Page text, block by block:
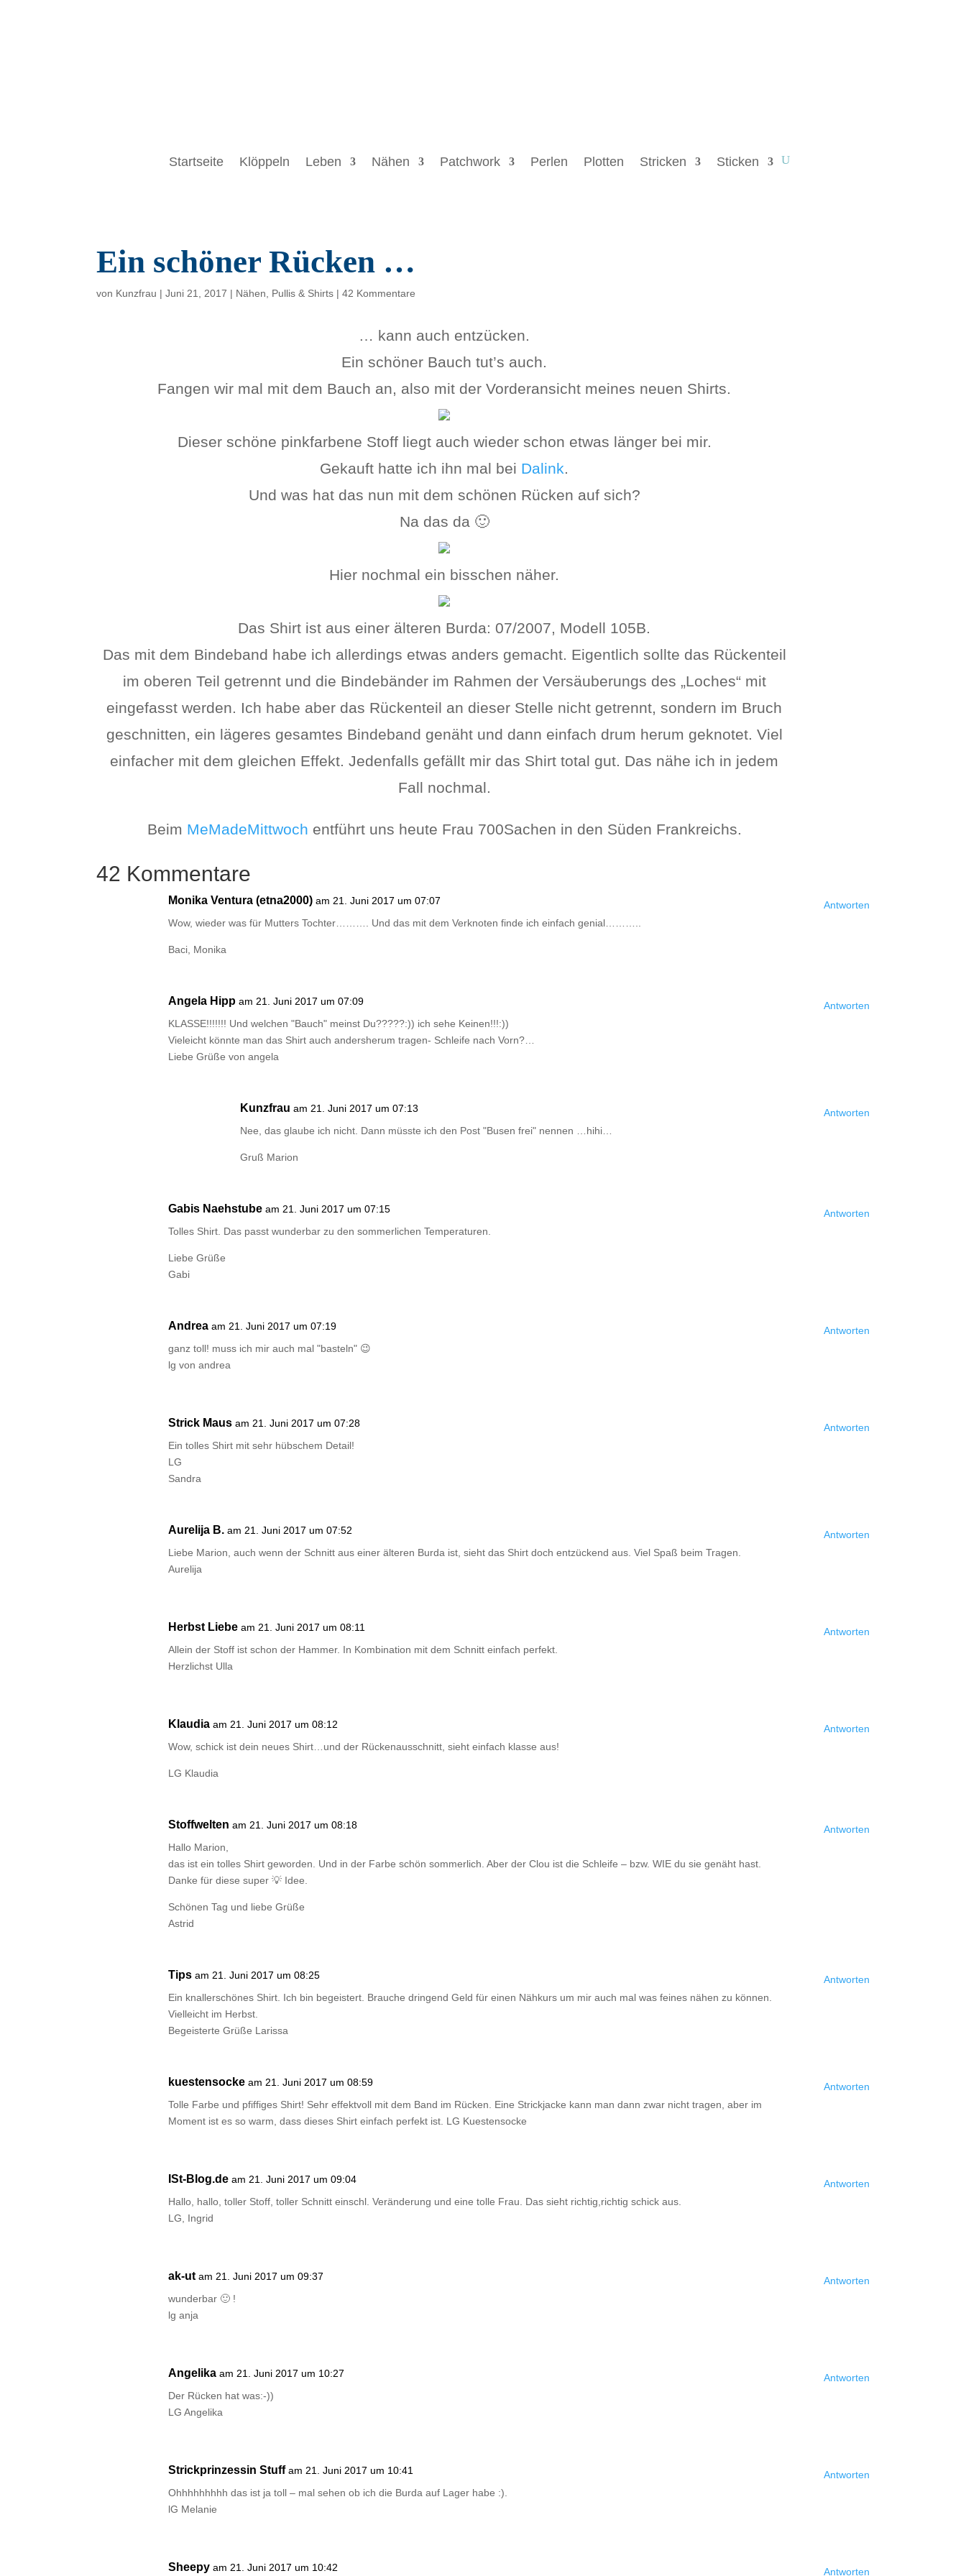
Startseite Klöppeln Leben Nähen Patchwork Perlen Plotten Stricken Sticken
Ein schöner Rücken …
von Kunzfrau |Juni 21, 2017 | Nähen Pullis & Shirts |42 Kommentare
… kann auch entzücken.
Ein schöner Bauch tut’s auch.
Fangen wir mal mit dem Bauch an, also mit der Vorderansicht meines neuen Shirts.
Dieser schöne pinkfarbene Stoff liegt auch wieder schon etwas länger bei mir.
Gekauft hatte ich ihn mal bei Dalink.
Und was hat das nun mit dem schönen Rücken auf sich?
Na das da 🙂
Hier nochmal ein bisschen näher.
Das Shirt ist aus einer älteren Burda: 07/2007, Modell 105B.
Das mit dem Bindeband habe ich allerdings etwas anders gemacht. Eigentlich sollte das Rückenteil
im oberen Teil getrennt und die Bindebänder im Rahmen der Versäuberungs des „Loches“ mit
eingefasst werden. Ich habe aber das Rückenteil an dieser Stelle nicht getrennt, sondern im Bruch
geschnitten, ein lägeres gesamtes Bindeband genäht und dann einfach drum herum geknotet. Viel
einfacher mit dem gleichen Effekt. Jedenfalls gefällt mir das Shirt total gut. Das nähe ich in jedem
Fall nochmal.
Beim MeMadeMittwoch entführt uns heute Frau 700Sachen in den Süden Frankreichs.
42 Kommentare
Monika Ventura (etna2000) am 21. Juni 2017 um 07:07
Wow, wieder was für Mutters Tochter………. Und das mit dem Verknoten finde ich einfach genial………..
Baci, Monika
Antworten
Angela Hipp am 21. Juni 2017 um 07:09
KLASSE!!!!!!! Und welchen "Bauch" meinst Du?????:)) ich sehe Keinen!!!:))
Vieleicht könnte man das Shirt auch andersherum tragen- Schleife nach Vorn?…
Liebe Grüße von angela
Antworten
Kunzfrau am 21. Juni 2017 um 07:13
Nee, das glaube ich nicht. Dann müsste ich den Post "Busen frei" nennen …hihi…
Gruß Marion
Antworten
Gabis Naehstube am 21. Juni 2017 um 07:15
Tolles Shirt. Das passt wunderbar zu den sommerlichen Temperaturen.
Liebe Grüße
Gabi
Antworten
Andrea am 21. Juni 2017 um 07:19
ganz toll! muss ich mir auch mal "basteln" 😉
lg von andrea
Antworten
Strick Maus am 21. Juni 2017 um 07:28
Ein tolles Shirt mit sehr hübschem Detail!
LG
Sandra
Antworten
Aurelija B. am 21. Juni 2017 um 07:52
Liebe Marion, auch wenn der Schnitt aus einer älteren Burda ist, sieht das Shirt doch entzückend aus. Viel Spaß beim Tragen.
Aurelija
Antworten
Herbst Liebe am 21. Juni 2017 um 08:11
Allein der Stoff ist schon der Hammer. In Kombination mit dem Schnitt einfach perfekt.
Herzlichst Ulla
Antworten
Klaudia am 21. Juni 2017 um 08:12
Wow, schick ist dein neues Shirt…und der Rückenausschnitt, sieht einfach klasse aus!
LG Klaudia
Antworten
Stoffwelten am 21. Juni 2017 um 08:18
Hallo Marion,
das ist ein tolles Shirt geworden. Und in der Farbe schön sommerlich. Aber der Clou ist die Schleife – bzw. WIE du sie genäht hast.
Danke für diese super 💡 Idee.
Schönen Tag und liebe Grüße
Astrid
Antworten
Tips am 21. Juni 2017 um 08:25
Ein knallerschönes Shirt. Ich bin begeistert. Brauche dringend Geld für einen Nähkurs um mir auch mal was feines nähen zu können.
Vielleicht im Herbst.
Begeisterte Grüße Larissa
Antworten
kuestensocke am 21. Juni 2017 um 08:59
Tolle Farbe und pfiffiges Shirt! Sehr effektvoll mit dem Band im Rücken. Eine Strickjacke kann man dann zwar nicht tragen, aber im
Moment ist es so warm, dass dieses Shirt einfach perfekt ist. LG Kuestensocke
Antworten
ISt-Blog.de am 21. Juni 2017 um 09:04
Hallo, hallo, toller Stoff, toller Schnitt einschl. Veränderung und eine tolle Frau. Das sieht richtig,richtig schick aus.
LG, Ingrid
Antworten
ak-ut am 21. Juni 2017 um 09:37
wunderbar 🙂 !
lg anja
Antworten
Angelika am 21. Juni 2017 um 10:27
Der Rücken hat was:-))
LG Angelika
Antworten
Strickprinzessin Stuff am 21. Juni 2017 um 10:41
Ohhhhhhhhh das ist ja toll – mal sehen ob ich die Burda auf Lager habe :).
lG Melanie
Antworten
Sheepy am 21. Juni 2017 um 10:42 Antworten